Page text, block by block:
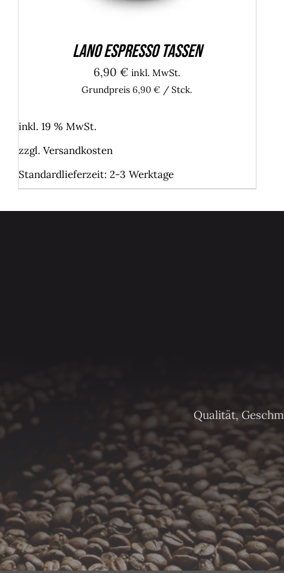
Lano ESPRESSO Tassen
6,90€ inkl. MwSt.
Grundpreis6,90€ /Stck.
inkl. 19 % MwSt.
zzgl. Versandkosten
Standardlieferzeit: 2-3 Werktage
Qualität,